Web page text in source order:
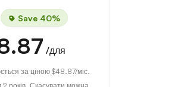
Save 40%
/для
за ціною $48.87/міс.